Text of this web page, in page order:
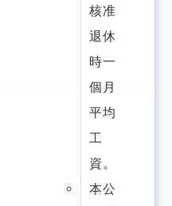
核准
退休
時一
個月
平均
工
資。
本公